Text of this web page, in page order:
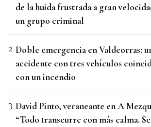
de la huida frustrada a gran
un grupo criminal
Doble emergencia en Valdeorras:
accidente con tres vehículos
con un incendio
David Pinto, veraneante en A
“Todo transcurre con más calma. Se